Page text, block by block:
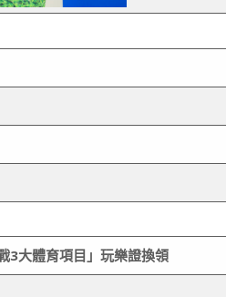
3大體育項目」玩樂證換領